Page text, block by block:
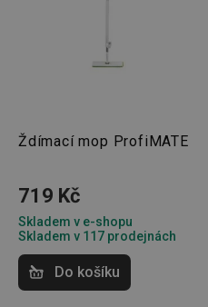
Ždímací mop ProfiMATE
719 Kč
Skladem v e-shopu
Skladem v 117 prodejnách
Do košíku